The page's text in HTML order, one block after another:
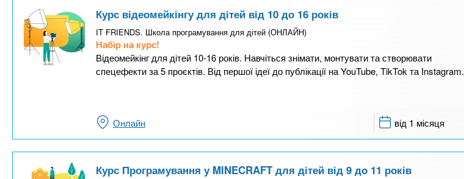
Курс відеомейкінгу для дітей від 10 до 16 років
IT FRIENDS. Школа програмування для дітей (ОНЛАЙН)
Набір на курс!
Відеомейкінг для дітей 10-16 років. Навчіться знімати, монтувати та створювати
спецефекти за 5 проєктів. Від першої ідеї до публікації на YouTube, TikTok та Instagram.
Онлайн від 1 місяця
Курс Програмування у MINECRAFT для дітей від 9 до 11 років